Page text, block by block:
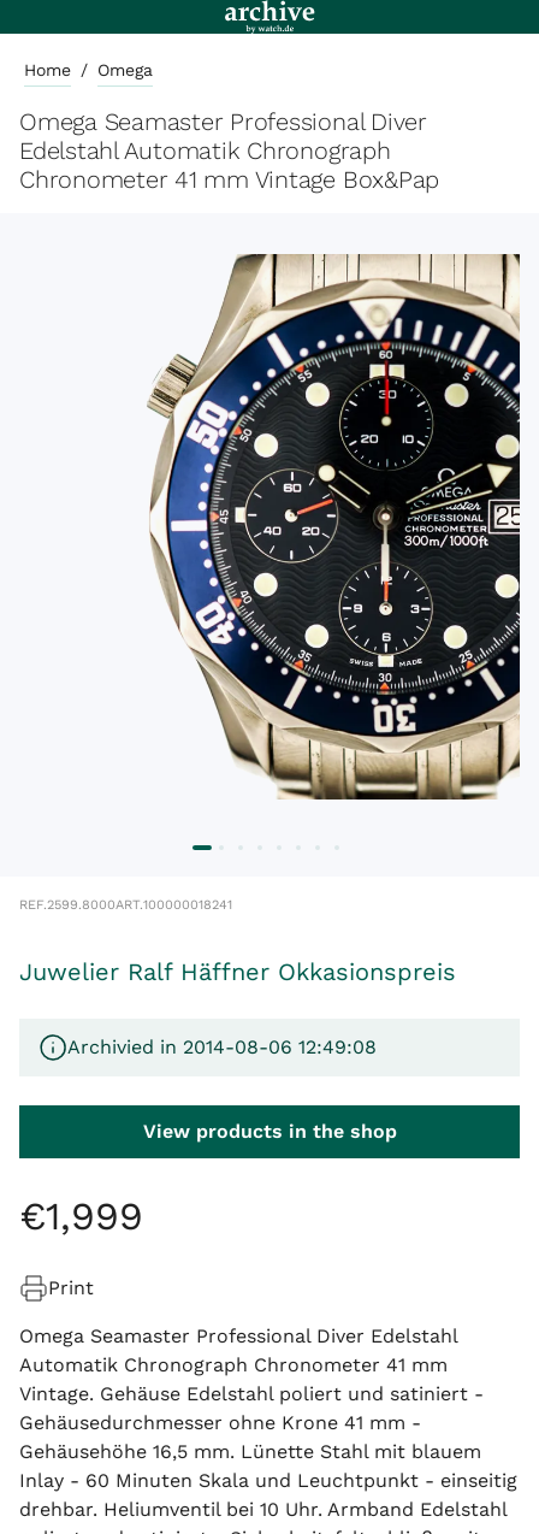
Home / Omega
Omega Seamaster Professional Diver
Edelstahl Automatik Chronograph
Chronometer 41 mm Vintage Box&Pap
REF.2599.8000ART.100000018241
Juwelier Ralf Häffner Okkasionspreis
Archivied in 2014-08-06 12:49:08
View products in the shop
€1,999
Print
Omega Seamaster Professional Diver Edelstahl
Automatik Chronograph Chronometer 41 mm
Vintage. Gehäuse Edelstahl poliert und satiniert -
Gehäusedurchmesser ohne Krone 41 mm -
Gehäusehöhe 16,5 mm. Lünette Stahl mit blauem
Inlay - 60 Minuten Skala und Leuchtpunkt - einseitig
drehbar. Heliumventil bei 10 Uhr. Armband Edelstahl